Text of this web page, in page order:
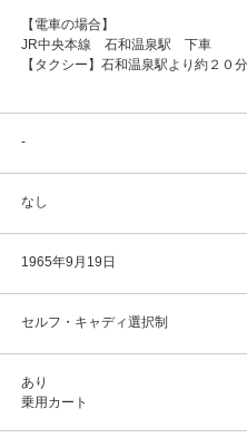
【電車の場合】
JR中央本線 石和温泉駅 下車
【タクシー】石和温泉駅より約２０
-
なし
1965年9月19日
セルフ・キャディ選択制
あり
乗用カート